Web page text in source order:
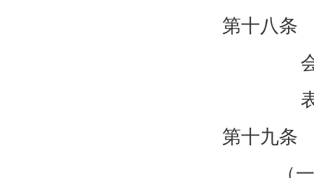
第十八条
第十九条
（